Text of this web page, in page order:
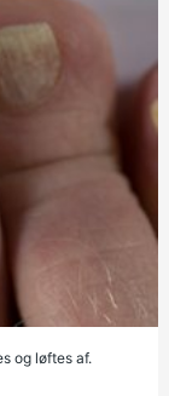
og løftes af.